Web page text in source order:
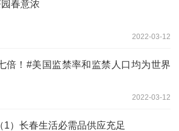
春意浓
2022-03-12
倍！#美国监禁率和监禁人口均为世界
2022-03-12
1）长春生活必需品供应充足